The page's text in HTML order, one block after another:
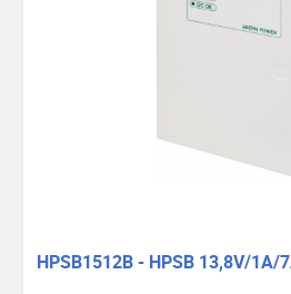
HPSB1512B - HPSB 13,8V/